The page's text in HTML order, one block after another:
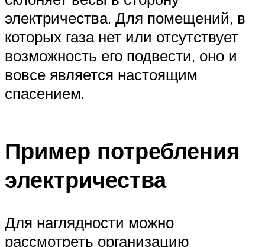
электричества. Для помещений, в
которых газа нет или отсутствует
возможность его подвести, оно и
вовсе является настоящим
спасением.
Пример потребления
электричества
Для наглядности можно
рассмотреть организацию